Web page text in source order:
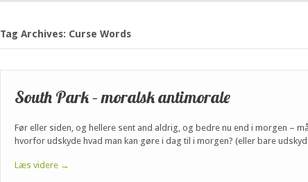
Tag Archives: Curse Words
South Park – moralsk antimorale
Før eller siden, og hellere sent and aldrig, og bedre nu end i morgen –
hvorfor udskyde hvad man kan gøre i dag til i morgen? (eller bare
Læs videre →